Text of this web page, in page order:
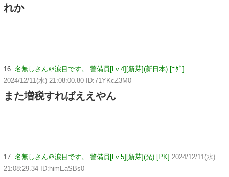
れか
16: 名無しさん＠涙目です。 警備員[Lv.4][新芽](新日本) [ﾆﾀﾞ]
2024/12/11(水) 21:08:00.80 ID:71YKcZ3M0
また増税すればええやん
17: 名無しさん＠涙目です。 警備員[Lv.5][新芽](光) [PK] 2024/12/11(水)
21:08:29.34 ID:himEaSBs0